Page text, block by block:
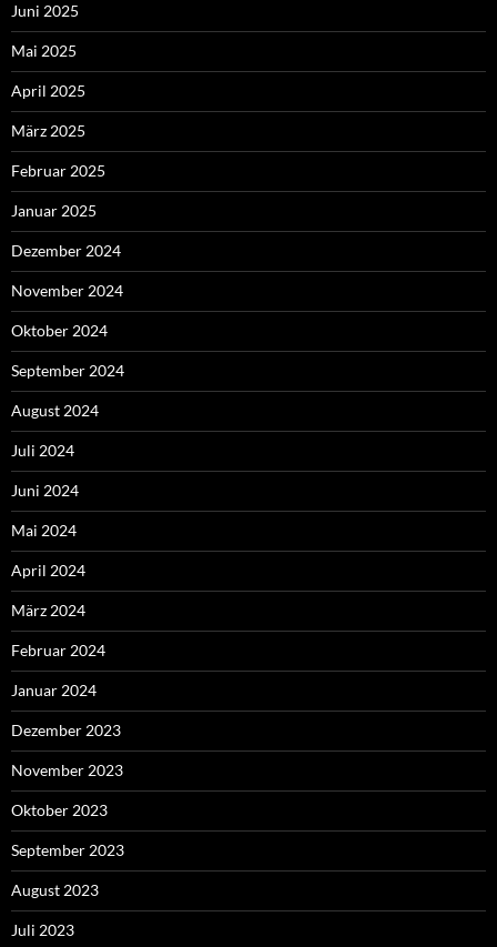
Juni 2025
Mai 2025
April 2025
März 2025
Februar 2025
Januar 2025
Dezember 2024
November 2024
Oktober 2024
September 2024
August 2024
Juli 2024
Juni 2024
Mai 2024
April 2024
März 2024
Februar 2024
Januar 2024
Dezember 2023
November 2023
Oktober 2023
September 2023
August 2023
Juli 2023